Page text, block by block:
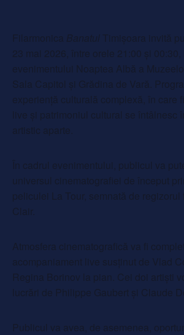
Filarmonica Banatul
Timișoara invită
23 mai 2026, între orele 21:00 și
evenimentului Noaptea Albă a
Sala Capitol și Grădina de Vară.
experiență culturală complexă, în care
live și patrimoniul cultural se întâlnesc
artistic aparte.
În cadrul evenimentului, publicul va
universul cinematografiei de început
peliculei La Tour, semnată de
Clair.
Atmosfera cinematografică va fi
acompaniament live susținut de Vlad
Regina Borinov la pian. Cei doi artiști
lucrări de Philippe Gaubert și Claude
Publicul va avea, de asemenea,